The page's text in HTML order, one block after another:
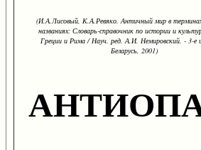
(И.А.Лисовый, К.А.Ревяко. Античный мир в
названиях: Словарь-справочник по истории и
Греции и Рима / Науч. ред. А.И. Немировский. - 3-е
Беларусь, 2001)